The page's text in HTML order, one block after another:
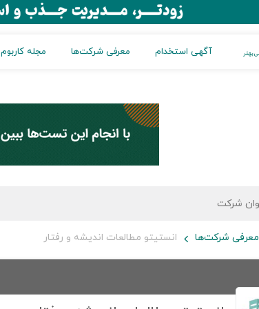
آگهی استخدام معرفی شرکت‌ها مجله کاربوم
معرفی شرکت‌ها انستیتو مطالعات اندیشه و رفتار